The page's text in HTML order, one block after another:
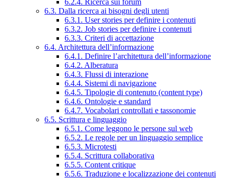
6.3. Dalla ricerca ai bisogni degli utenti
6.3.1. User stories per definire i contenuti
6.3.2. Job stories per definire i contenuti
6.3.3. Criteri di accettazione
6.4. Architettura dell’informazione
6.4.1. Definire l’architettura dell’informazione
6.4.2. Alberatura
6.4.3. Flussi di interazione
6.4.4. Sistemi di navigazione
6.4.5. Tipologie di contenuto (content type)
6.4.6. Ontologie e standard
6.4.7. Vocabolari controllati e tassonomie
6.5. Scrittura e linguaggio
6.5.1. Come leggono le persone sul web
6.5.2. Le regole per un linguaggio semplice
6.5.3. Microtesti
6.5.4. Scrittura collaborativa
6.5.5. Content critique
6.5.6. Traduzione e localizzazione dei contenuti